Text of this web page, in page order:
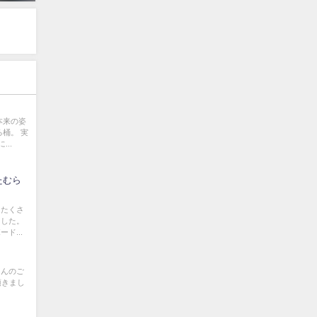
来の姿
桶。 実
...
むら
くさ
た。
ド...
のご
まし